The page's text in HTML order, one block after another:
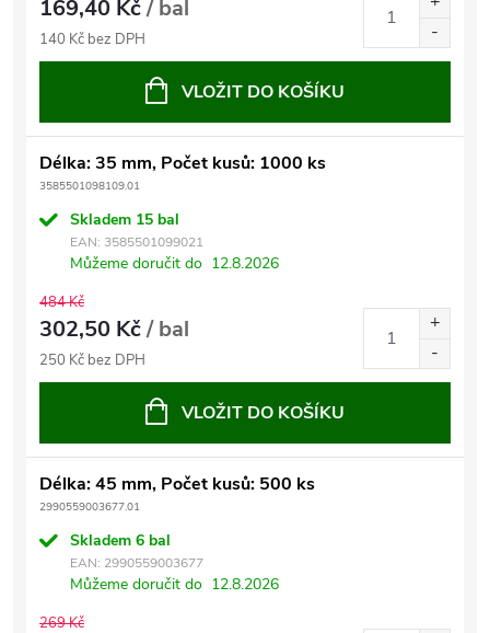
169,40 Kč/ bal
140 Kč bez DPH
VLOŽIT DO KOŠÍKU
Délka: 35 mm, Počet kusů: 1000 ks
3585501098109.01
Skladem 15 bal
EAN: 3585501099021
Můžeme doručit do 12.8.2026
484 Kč
302,50 Kč/ bal
250 Kč bez DPH
VLOŽIT DO KOŠÍKU
Délka: 45 mm, Počet kusů: 500 ks
2990559003677.01
Skladem 6 bal
EAN: 2990559003677
Můžeme doručit do 12.8.2026
269 Kč